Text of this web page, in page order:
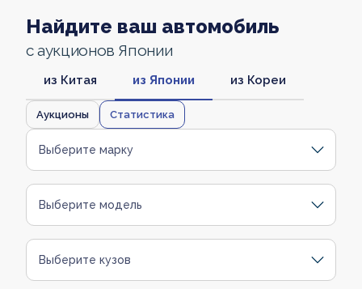
Найдите ваш автомобиль
с аукционов Японии
из Китая из Японии из Кореи
Аукционы Статистика
Выберите марку
Выберите модель
Выберите кузов